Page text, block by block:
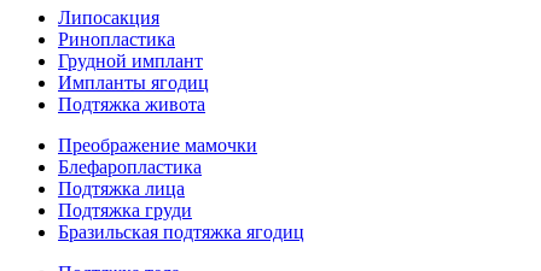
Липосакция
Ринопластика
Грудной имплант
Импланты ягодиц
Подтяжка живота
Преображение мамочки
Блефаропластика
Подтяжка лица
Подтяжка груди
Бразильская подтяжка ягодиц